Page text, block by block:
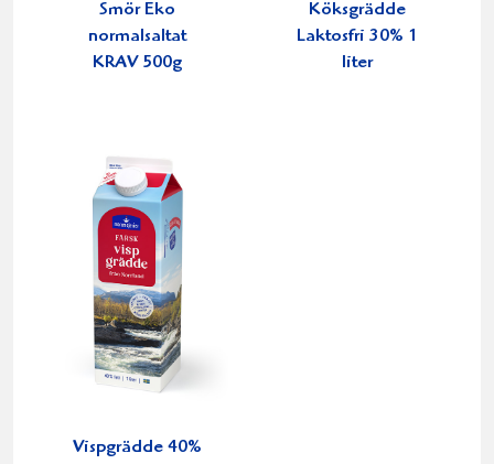
Smör Eko
normalsaltat
KRAV 500g
Köksgrädde
Laktosfri 30% 1
liter
Vispgrädde 40%